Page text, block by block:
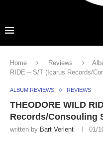
Home Reviews
RIDE – S/T (Icarus Records/
ALBUM REVIEWS REVIEWS
THEODORE WILD
Records/Consouling
written by Bart Verlent 01/